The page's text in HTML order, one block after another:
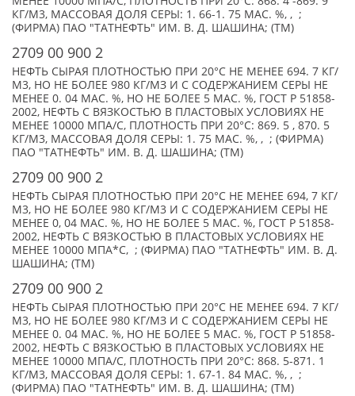
КГ/М3, МАССОВАЯ ДОЛЯ СЕРЫ: 1. 66-1. 75 МАС. %, , ;
(ФИРМА) ПАО "ТАТНЕФТЬ" ИМ. В. Д. ШАШИНА; (TM)
2709 00 900 2
НЕФТЬ СЫРАЯ ПЛОТНОСТЬЮ ПРИ 20°С НЕ МЕНЕЕ 694. 7 КГ/
М3, НО НЕ БОЛЕЕ 980 КГ/МЗ И С СОДЕРЖАНИЕМ СЕРЫ НЕ
МЕНЕЕ 0. 04 МАС. %, НО НЕ БОЛЕЕ 5 МАС. %, ГОСТ Р 51858-
2002, НЕФТЬ С ВЯЗКОСТЬЮ В ПЛАСТОВЫХ УСЛОВИЯХ НЕ
МЕНЕЕ 10000 МПА/С, ПЛОТНОСТЬ ПРИ 20°С: 869. 5 , 870. 5
КГ/М3, МАССОВАЯ ДОЛЯ СЕРЫ: 1. 75 МАС. %, , ; (ФИРМА)
ПАО "ТАТНЕФТЬ" ИМ. В. Д. ШАШИНА; (TM)
2709 00 900 2
НЕФТЬ СЫРАЯ ПЛОТНОСТЬЮ ПРИ 20°C НЕ МЕНЕЕ 694, 7 КГ/
М3, НО НЕ БОЛЕЕ 980 КГ/М3 И С СОДЕРЖАНИЕМ СЕРЫ НЕ
МЕНЕЕ 0, 04 МАС. %, НО НЕ БОЛЕЕ 5 МАС. %, ГОСТ Р 51858-
2002, НЕФТЬ С ВЯЗКОСТЬЮ В ПЛАСТОВЫХ УСЛОВИЯХ НЕ
МЕНЕЕ 10000 МПА*С, ; (ФИРМА) ПАО "ТАТНЕФТЬ" ИМ. В. Д.
ШАШИНА; (TM)
2709 00 900 2
НЕФТЬ СЫРАЯ ПЛОТНОСТЬЮ ПРИ 20°С НЕ МЕНЕЕ 694. 7 КГ/
М3, НО НЕ БОЛЕЕ 980 КГ/МЗ И С СОДЕРЖАНИЕМ СЕРЫ НЕ
МЕНЕЕ 0. 04 МАС. %, НО НЕ БОЛЕЕ 5 МАС. %, ГОСТ Р 51858-
2002, НЕФТЬ С ВЯЗКОСТЬЮ В ПЛАСТОВЫХ УСЛОВИЯХ НЕ
МЕНЕЕ 10000 МПА/С, ПЛОТНОСТЬ ПРИ 20°С: 868. 5-871. 1
КГ/М3, МАССОВАЯ ДОЛЯ СЕРЫ: 1. 67-1. 84 МАС. %, , ;
(ФИРМА) ПАО "ТАТНЕФТЬ" ИМ. В. Д. ШАШИНА; (TM)